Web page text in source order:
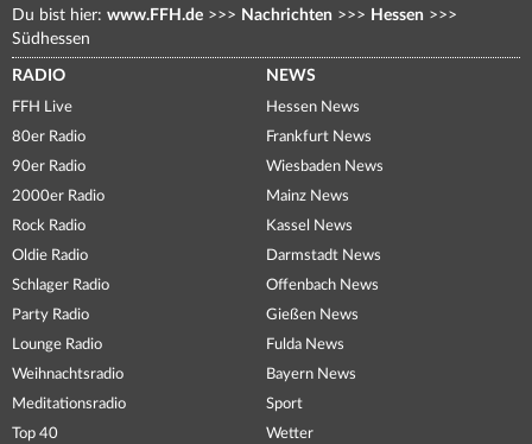
Du bist hier: www.FFH.de >>> Nachrichten >>> Hessen >>>
Südhessen
RADIO
FFH Live
80er Radio
90er Radio
2000er Radio
Rock Radio
Oldie Radio
Schlager Radio
Party Radio
Lounge Radio
Weihnachtsradio
Meditationsradio
Top 40
NEWS
Hessen News
Frankfurt News
Wiesbaden News
Mainz News
Kassel News
Darmstadt News
Offenbach News
Gießen News
Fulda News
Bayern News
Sport
Wetter